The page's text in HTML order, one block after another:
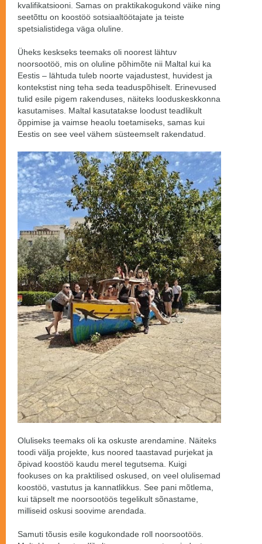
kvalifikatsiooni. Samas on praktikakogukond väike ning
seetõttu on koostöö sotsiaaltöötajate ja teiste
spetsialistidega väga oluline.
Üheks keskseks teemaks oli noorest lähtuv
noorsootöö, mis on oluline põhimõte nii Maltal kui ka
Eestis – lähtuda tuleb noorte vajadustest, huvidest ja
kontekstist ning teha seda teaduspõhiselt. Erinevused
tulid esile pigem rakenduses, näiteks looduskeskkonna
kasutamises. Maltal kasutatakse loodust teadlikult
õppimise ja vaimse heaolu toetamiseks, samas kui
Eestis on see veel vähem süsteemselt rakendatud.
Oluliseks teemaks oli ka oskuste arendamine. Näiteks
toodi välja projekte, kus noored taastavad purjekat ja
õpivad koostöö kaudu merel tegutsema. Kuigi
fookuses on ka praktilised oskused, on veel olulisemad
koostöö, vastutus ja kannatlikkus. See pani mõtlema,
kui täpselt me noorsootöös tegelikult sõnastame,
milliseid oskusi soovime arendada.
Samuti tõusis esile kogukondade roll noorsootöös.